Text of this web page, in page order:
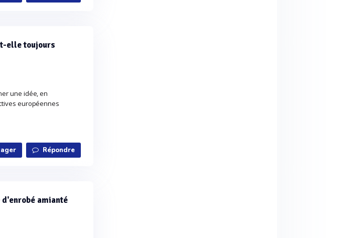
elle toujours
une idée, en
européennes
Répondre
amianté